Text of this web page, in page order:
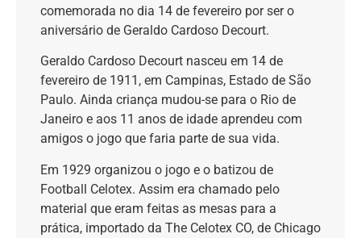
comemorada no dia 14 de fevereiro por ser o
aniversário de Geraldo Cardoso Decourt.
Geraldo Cardoso Decourt nasceu em 14 de
fevereiro de 1911, em Campinas, Estado de São
Paulo. Ainda criança mudou-se para o Rio de
Janeiro e aos 11 anos de idade aprendeu com
amigos o jogo que faria parte de sua vida.
Em 1929 organizou o jogo e o batizou de
Football Celotex. Assim era chamado pelo
material que eram feitas as mesas para a
prática, importado da The Celotex CO, de Chicago